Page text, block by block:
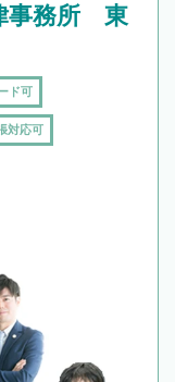
事務所 東
ド可
対応可